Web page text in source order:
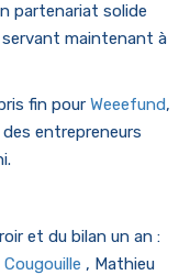
partenariat solide
maintenant à
fin pour Weeefund,
entrepreneurs
et du bilan un an :
Cougouille , Mathieu